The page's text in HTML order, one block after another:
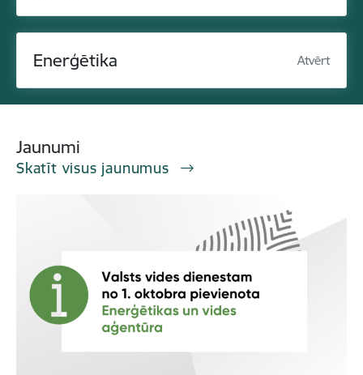
Enerģētika Atvērt
Jaunumi
Skatīt visus jaunumus